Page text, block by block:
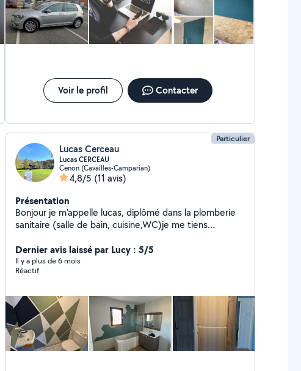
Voir le profil Contacter
Particulier
Lucas Cerceau
Lucas CERCEAU
Cenon (Cavailles-Camparian)
4,8/5 (11 avis)
Présentation
Bonjour je m'appelle lucas, diplômé dans la plomberie
sanitaire (salle de bain, cuisine,WC)je me tiens
Je m'intéresse énormément à d'autre branche dans le
bâtiment tel que le carrelage, la peinture, l'électricité
et le Placo ! N'hésitez pas à me solliciter si vous avez la
répondre, et à effectuer mes meilleurs prestations
chez vous ! À très vite, Lucas.
Dernier avis laissé par Lucy : 5/5
Il y a plus de 6 mois
Réactif